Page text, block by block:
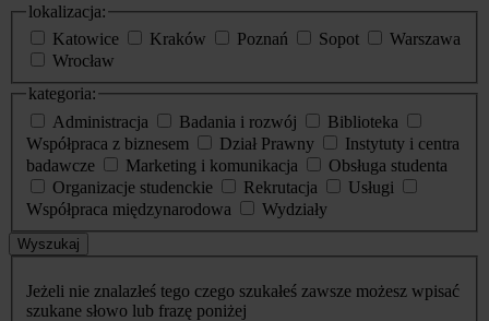
lokalizacja:
Katowice
Kraków Poznań Sopot
Warszawa
Wrocław
kategoria:
Administracja
Badania i rozwój
Biblioteka
Współpraca z biznesem
Dział Prawny
Instytuty i centra
badawcze
Marketing i komunikacja
Obsługa studenta
Organizacje studenckie
Rekrutacja
Usługi
Współpraca międzynarodowa
Wydziały
Wyszukaj
Jeżeli nie znalazłeś tego czego szukałeś zawsze możesz wpisać
szukane słowo lub frazę poniżej